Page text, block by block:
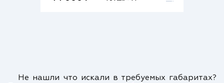
Не нашли что искали в требуемых габаритах?